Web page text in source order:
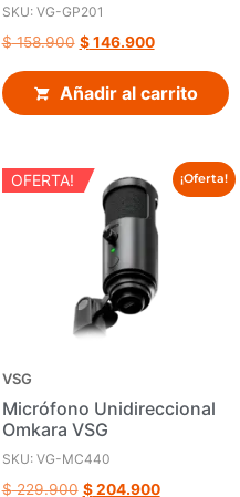
SKU: VG-GP201
$158.900 $146.900
Añadir al carrito
¡Oferta!
OFERTA!
VSG
Micrófono Unidireccional
Omkara VSG
SKU: VG-MC440
$229.900 $204.900